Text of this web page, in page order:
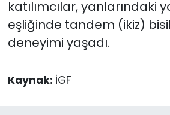
katılımcılar, yanlarındaki
eşliğinde tandem (ikiz)
deneyimi yaşadı.
Kaynak: İGF